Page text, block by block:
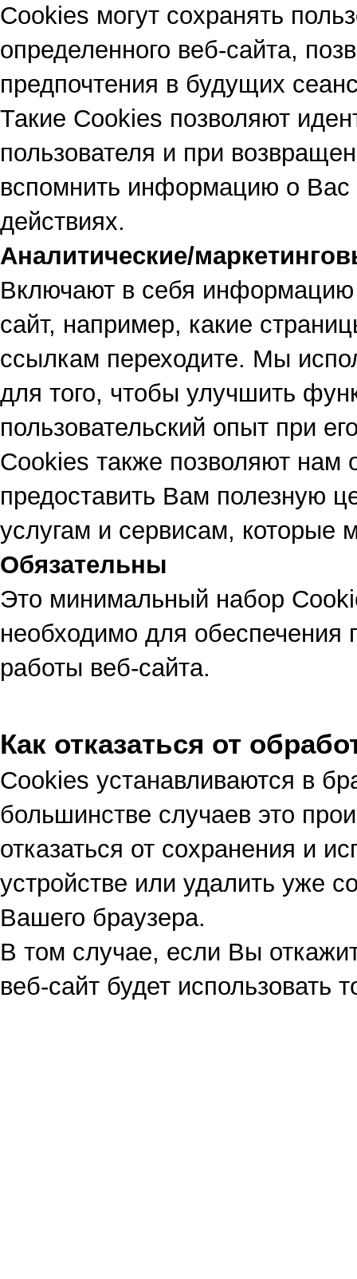
Сookies могут сохранять
определенного веб-сайта,
предпочтения в будущих
Такие Cookies позволяют
пользователя и при
вспомнить информацию о
действиях.
Аналитические/
Включают в себя информацию
сайт, например, какие
ссылкам переходите. Мы
для того, чтобы улучшить
пользовательский опыт при
Cookies также позволяют нам
предоставить Вам полезную
услугам и сервисам, которые
Обязательны
Это минимальный набор
необходимо для обеспечения
работы веб-сайта.
Как отказаться от
Cookies устанавливаются в
большинстве случаев это
отказаться от сохранения и
устройстве или удалить уже
Вашего браузера.
В том случае, если Вы
веб-сайт будет использовать